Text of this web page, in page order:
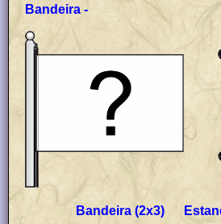
Bandeira -
Bandeira (2x3)